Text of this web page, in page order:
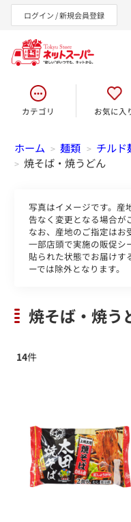
ログイン / 新規会員登録
東急
カテゴリ お気に入
ホーム > 麺類 > チルド
> 焼そば・焼うどん
写真はイメージです。産
告なく変更となる場合が
なお、産地のご指定はお
一部店頭で実施の販促シ
貼られた状態でお届けす
ーでは除外となります。
焼そば・焼う
14件